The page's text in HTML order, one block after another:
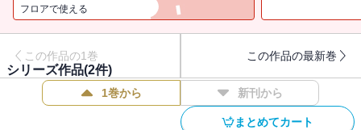
ためには「オトナ」をするしかないのか・・・揺れる真湖の前に現
ですか～彼女たちがパパ活する理由～』(1)～(6)の内容が収録されて
います。重複購入にご注意ください。
フロアで使える
この作品の1巻 この作品の最新巻
シリーズ作品(2件)
1巻から 新刊から
まとめてカート